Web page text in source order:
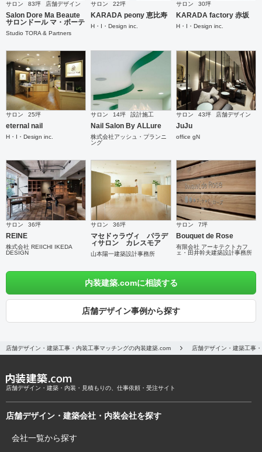
サロン 83坪 店舗デザイン
Salon Dore Ma Beaute
サロンドール マ・ボーテ
Studio TORA & Partners
サロン 22坪
KARADA peony 恵比寿
H・I・Design inc.
サロン 30坪
KARADA factory 赤坂
H・I・Design inc.
サロン 25坪
eternal nail
H・I・Design inc.
サロン 14坪 設計施工
Nail Salon By ALLure
株式会社アッシュ・プランニ
ング
サロン 43坪 店舗デザイン
JuJu
office gN
サロン 36坪
REINE
株式会社 REIICHI IKEDA
DESIGN
サロン 36坪
マセドゥラヴィ パラデ
ィサロン カレスモア
山本陽一建築設計事務所
サロン 7坪
Bouquet de Rose
有限会社 アーキテクトカフ
ェ・田井幹夫建築設計事務所
内装建築.comに相談する
店舗デザイン事例から探す
店舗デザイン・建築工事・内装工事マッチングの内装建築.com 店舗デザイン・建築工事
店舗デザイン・建築・内装・見積もりの、仕事依頼・受注サイト
店舗デザイン・建築会社・内装会社を探す
会社一覧から探す